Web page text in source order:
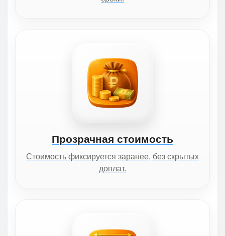
Прозрачная стоимость
Стоимость фиксируется заранее, без скрытых
доплат.